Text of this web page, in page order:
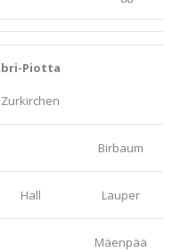
Piotta
Zurkirchen
Birbaum
Hall Lauper
Mäenpää